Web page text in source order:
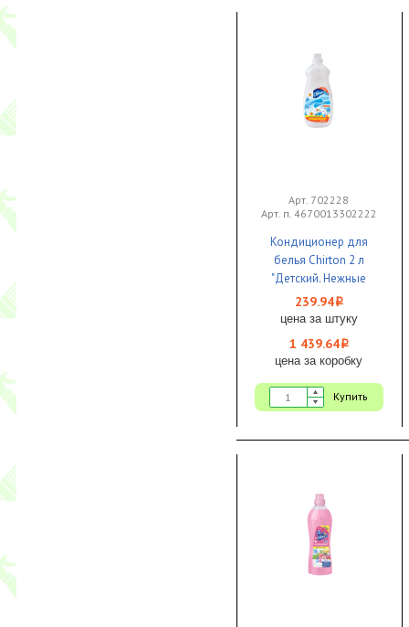
Арт. 702228
Арт. п. 4670013302222
Кондиционер для
белья Chirton 2 л
"Детский. Нежные
прикосновения" 1/6
239.94i
цена за штуку
1 439.64i
цена за коробку
Купить